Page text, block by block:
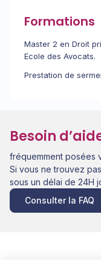
Formations
Master 2 en Droit
Ecole des Avocats.
Prestation de
Besoin
fréquemment posées
Si vous ne trouvez
sous un délai de 24H
Consulter la FAQ